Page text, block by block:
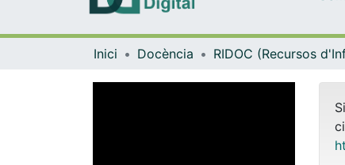
Inici Docència